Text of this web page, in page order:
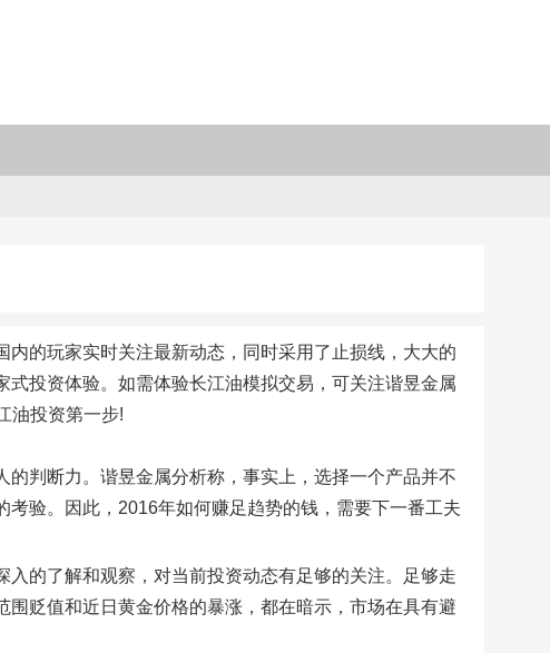
的玩家实时关注最新动态，同时采用了止损线，大大的
投资体验。如需体验长江油模拟交易，可关注谐昱金属
油投资第一步!
判断力。谐昱金属分析称，事实上，选择一个产品并不
验。因此，2016年如何赚足趋势的钱，需要下一番工夫
的了解和观察，对当前投资动态有足够的关注。足够走
贬值和近日黄金价格的暴涨，都在暗示，市场在具有避